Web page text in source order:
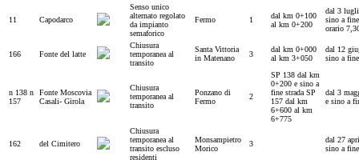
11 Capodarco
Senso unico
alternato regolato
da impianto
semaforico
Fermo 1
dal km 0+100
al km 0+200
dal 3
sino a
orario
166 Fonte del latte
Chiusura
temporanea al
transito
Santa Vittoria
in Matenano
3
dal km 0+000
al km 3+050
dal 12
sino a
n 138 n
157
Fonte Moscovia
Casali- Girola
Chiusura
temporanea al
transito
Ponzano di
Fermo
2
SP 138 dal km
0+200 e sino a
fine strada SP
157 dal km
6+600 al km
6+775
dal 3
e sino a
162 del Cimitero
Chiusura
temporanea al
transito escluso
residenti
Monsampietro
Morico
3
dal 27
sino a